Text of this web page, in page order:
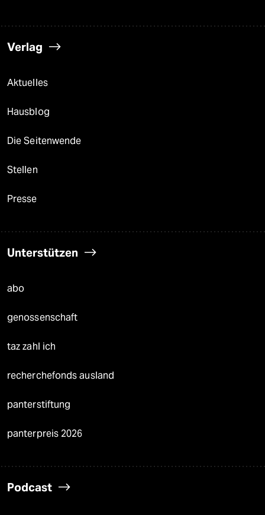
Verlag
Aktuelles
Hausblog
Die Seitenwende
Stellen
Presse
Unterstützen
abo
genossenschaft
taz zahl ich
recherchefonds ausland
panterstiftung
panterpreis 2026
Podcast